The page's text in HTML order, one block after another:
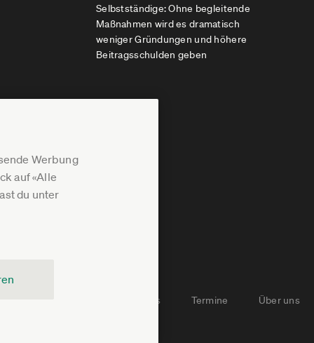
Werbung
auf «Alle
du unter
Selbstständige: Ohne begleitende
Maßnahmen wird es dramatisch
weniger Gründungen und höhere
Beitragsschulden geben
Jobs Termine Über uns